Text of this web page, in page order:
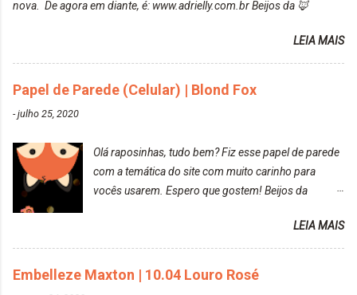
desbotamento da cor, ele ficou um rosa bem suave,
DekapColor. Adorei o resultado da limpeza. Ficou
DekapColor "Minha mãe é lindaaaaa" Para quem
não conhece, o DekapColor é um p...
nova. De agora em diante, é: www.adrielly.com.br Beijos da 🦊
LEIA MAIS
Papel de Parede (Celular) | Blond Fox
-julho 25, 2020
Olá raposinhas, tudo bem? Fiz esse papel de parede
com a temática do site com muito carinho para
vocês usarem. Espero que gostem! Beijos da
LEIA MAIS
Embelleze Maxton | 10.04 Louro Rosé